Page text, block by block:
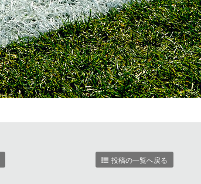
投稿の一覧へ戻る